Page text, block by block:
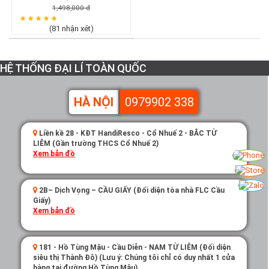
1,498,000 đ
(81 nhận xét)
HỆ THỐNG ĐẠI LÍ TOÀN QUỐC
HÀ NỘI 0979902 338
Liền kề 28 - KĐT HandiResco - Cổ Nhuế 2 - BẮC TỪ
LIÊM (Gần trường THCS Cổ Nhuế 2)
Xem bản đồ
2B– Dịch Vọng – CẦU GIẤY (Đối diện tòa nhà FLC Cầu
Giấy)
Xem bản đồ
181 - Hồ Tùng Mậu - Cầu Diễn - NAM TỪ LIÊM (Đối diện
siêu thị Thành Đô) (Lưu ý: Chúng tôi chỉ có duy nhất 1 cửa